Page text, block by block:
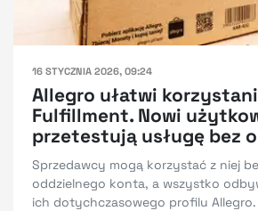
16 STYCZNIA 2026, 09:24
Allegro ułatwi
Fulfillment. Nowi
przetestują usługę bez
Sprzedawcy mogą korzystać z niej
oddzielnego konta, a wszystko
ich dotychczasowego profilu Allegro.